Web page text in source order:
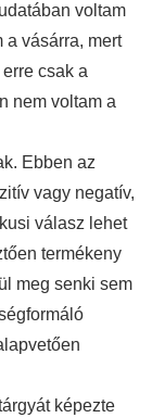
voltam
a vásárra, mert
csak a
nem voltam a
Ebben az
vagy negatív,
válasz lehet
termékeny
meg senki sem
képezte